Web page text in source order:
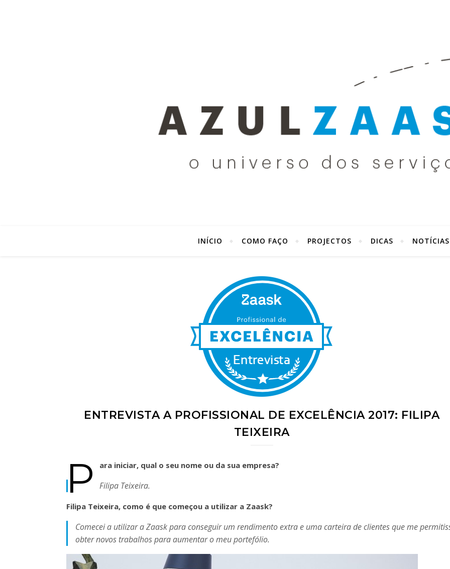
INÍCIO COMO FAÇO PROJECTOS DICAS NOTÍCIAS
ENTREVISTA A PROFISSIONAL DE EXCELÊNCIA 2017: FILIPA
TEIXEIRA
P ara iniciar, qual o seu nome ou da sua empresa?
Filipa Teixeira.
Filipa Teixeira, como é que começou a utilizar a Zaask?
Comecei a utilizar a Zaask para conseguir um rendimento extra e uma carteira de clientes que me
obter novos trabalhos para aumentar o meu portefólio.